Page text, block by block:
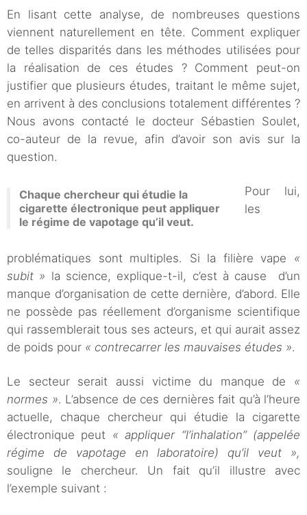
En lisant cette analyse, de nombreuses questions
viennent naturellement en tête. Comment expliquer
de telles disparités dans les méthodes utilisées pour
la réalisation de ces études ? Comment peut-on
justifier que plusieurs études, traitant le même sujet,
en arrivent à des conclusions totalement différentes ?
Nous avons contacté le docteur Sébastien Soulet,
co-auteur de la revue, afin d’avoir son avis sur la
question.
Chaque chercheur qui étudie la
cigarette électronique peut appliquer
le régime de vapotage qu’il veut.
Pour lui,
les
problématiques sont multiples. Si la filière vape «
subit » la science, explique-t-il, c’est à cause d’un
manque d’organisation de cette dernière, d’abord. Elle
ne possède pas réellement d’organisme scientifique
qui rassemblerait tous ses acteurs, et qui aurait assez
de poids pour « contrecarrer les mauvaises études ».
Le secteur serait aussi victime du manque de «
normes ». L’absence de ces dernières fait qu’à l’heure
actuelle, chaque chercheur qui étudie la cigarette
électronique peut « appliquer “l’inhalation” (appelée
régime de vapotage en laboratoire) qu’il veut »,
souligne le chercheur. Un fait qu’il illustre avec
l’exemple suivant :